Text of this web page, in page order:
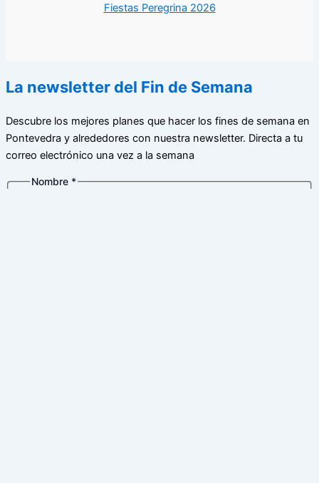
Fiestas Peregrina 2026
La newsletter del Fin de Semana
Descubre los mejores planes que hacer los fines de semana en
Pontevedra y alrededores con nuestra newsletter. Directa a tu
correo electrónico una vez a la semana
Nombre *